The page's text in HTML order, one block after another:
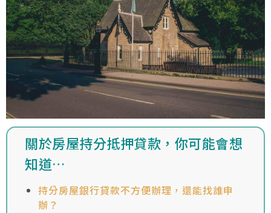
關於房屋持分抵押貸款，你可能會想
知道…
持分房屋銀行貸款不方便辦理，還能找誰申
辦？